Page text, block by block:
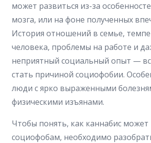
может развиться из-за
мозга, или на фоне полученных
История отношений в семье,
человека, проблемы на работе и
неприятный социальный опыт —
стать причиной социофобии.
люди с ярко выраженными
физическими изъянами.
Чтобы понять, как каннабис
социофобам, необходимо